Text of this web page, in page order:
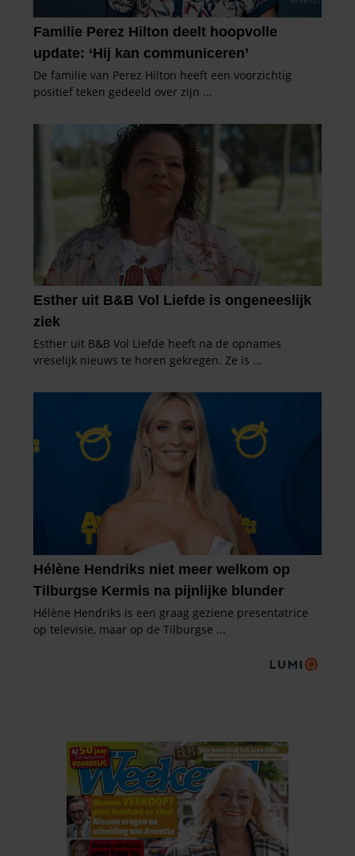
en om ons websiteverkeer te analyseren. Ook delen we
informatie over uw gebruik van onze site met onze
partners voor social media, adverteren en analyse. Deze
partners kunnen deze gegevens combineren met andere
informatie die u aan ze heeft verstrekt of die ze hebben
verzameld op basis van uw gebruik van hun services. U
gaat akkoord met onze cookies als u onze website blijft